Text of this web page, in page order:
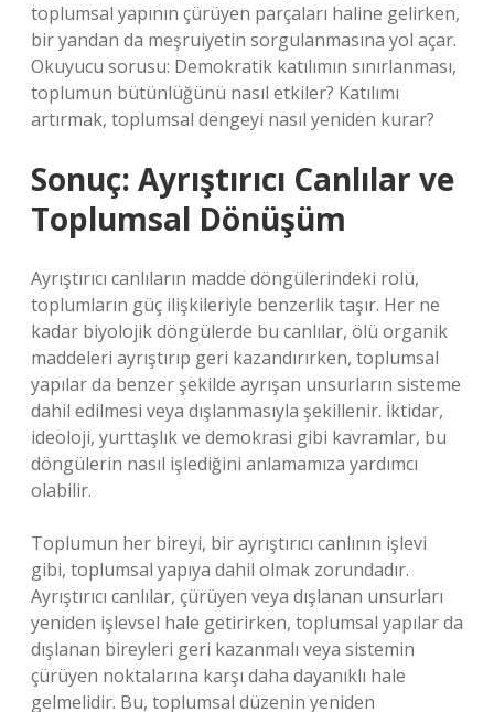
toplumsal yapının çürüyen parçaları haline gelirken,
bir yandan da meşruiyetin sorgulanmasına yol açar.
Okuyucu sorusu: Demokratik katılımın sınırlanması,
toplumun bütünlüğünü nasıl etkiler? Katılımı
artırmak, toplumsal dengeyi nasıl yeniden kurar?
Sonuç: Ayrıştırıcı Canlılar ve
Toplumsal Dönüşüm
Ayrıştırıcı canlıların madde döngülerindeki rolü,
toplumların güç ilişkileriyle benzerlik taşır. Her ne
kadar biyolojik döngülerde bu canlılar, ölü organik
maddeleri ayrıştırıp geri kazandırırken, toplumsal
yapılar da benzer şekilde ayrışan unsurların sisteme
dahil edilmesi veya dışlanmasıyla şekillenir. İktidar,
ideoloji, yurttaşlık ve demokrasi gibi kavramlar, bu
döngülerin nasıl işlediğini anlamamıza yardımcı
olabilir.
Toplumun her bireyi, bir ayrıştırıcı canlının işlevi
gibi, toplumsal yapıya dahil olmak zorundadır.
Ayrıştırıcı canlılar, çürüyen veya dışlanan unsurları
yeniden işlevsel hale getirirken, toplumsal yapılar da
dışlanan bireyleri geri kazanmalı veya sistemin
çürüyen noktalarına karşı daha dayanıklı hale
gelmelidir. Bu, toplumsal düzenin yeniden